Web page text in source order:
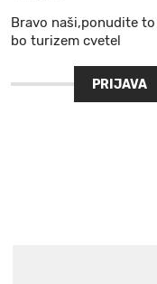
Bravo naši,ponudite
bo turizem cvetel
PRIJAVA